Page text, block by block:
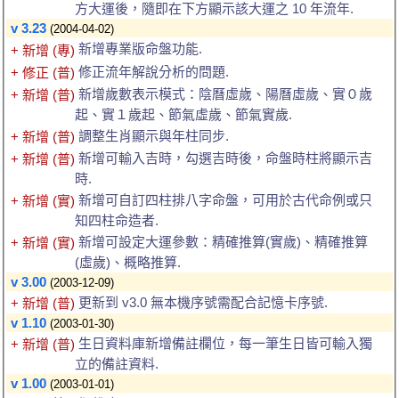
方大運後，隨即在下方顯示該大運之 10 年流年.
v 3.23 (2004-04-02)
+ 新增 (專) 新增專業版命盤功能.
+ 修正 (普) 修正流年解說分析的問題.
+ 新增 (普) 新增歲數表示模式：陰曆虛歲、陽曆虛歲、實０歲
起、實１歲起、節氣虛歲、節氣實歲.
+ 新增 (普) 調整生肖顯示與年柱同步.
+ 新增 (普) 新增可輸入吉時，勾選吉時後，命盤時柱將顯示吉
時.
+ 新增 (實) 新增可自訂四柱排八字命盤，可用於古代命例或只
知四柱命造者.
+ 新增 (實) 新增可設定大運參數：精確推算(實歲)、精確推算
(虛歲)、概略推算.
v 3.00 (2003-12-09)
+ 新增 (普) 更新到 v3.0 無本機序號需配合記憶卡序號.
v 1.10 (2003-01-30)
+ 新增 (普) 生日資料庫新增備註欄位，每一筆生日皆可輸入獨
立的備註資料.
v 1.00 (2003-01-01)